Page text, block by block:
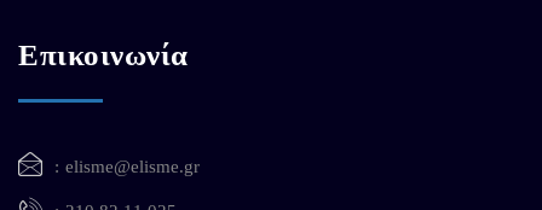
Επικοινωνία
elisme@elisme.gr